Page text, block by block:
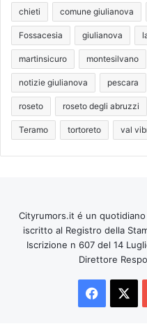
chieti comune giulianova
Fossacesia giulianova
martinsicuro montesilvano
notizie giulianova pescara
roseto roseto degli abruzzi
Teramo tortoreto val
Cityrumors.it é un
iscritto al Registro della
Iscrizione n 607 del 14
Direttore